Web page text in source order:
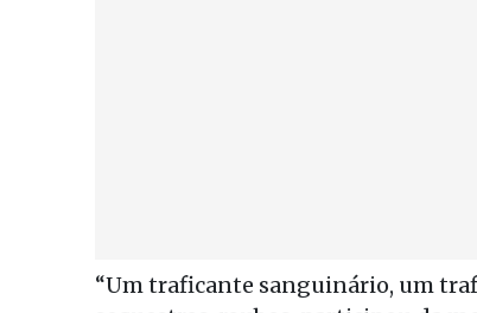
“Um traficante sanguinário, um